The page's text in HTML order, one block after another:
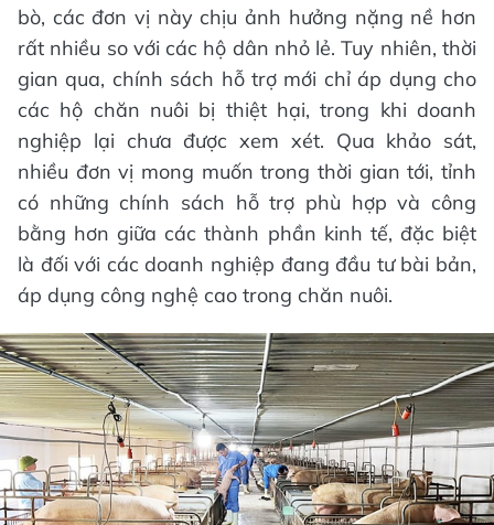
bò, các đơn vị này chịu ảnh hưởng nặng nề hơn
rất nhiều so với các hộ dân nhỏ lẻ. Tuy nhiên, thời
gian qua, chính sách hỗ trợ mới chỉ áp dụng cho
các hộ chăn nuôi bị thiệt hại, trong khi doanh
nghiệp lại chưa được xem xét. Qua khảo sát,
nhiều đơn vị mong muốn trong thời gian tới, tỉnh
có những chính sách hỗ trợ phù hợp và công
bằng hơn giữa các thành phần kinh tế, đặc biệt
là đối với các doanh nghiệp đang đầu tư bài bản,
áp dụng công nghệ cao trong chăn nuôi.